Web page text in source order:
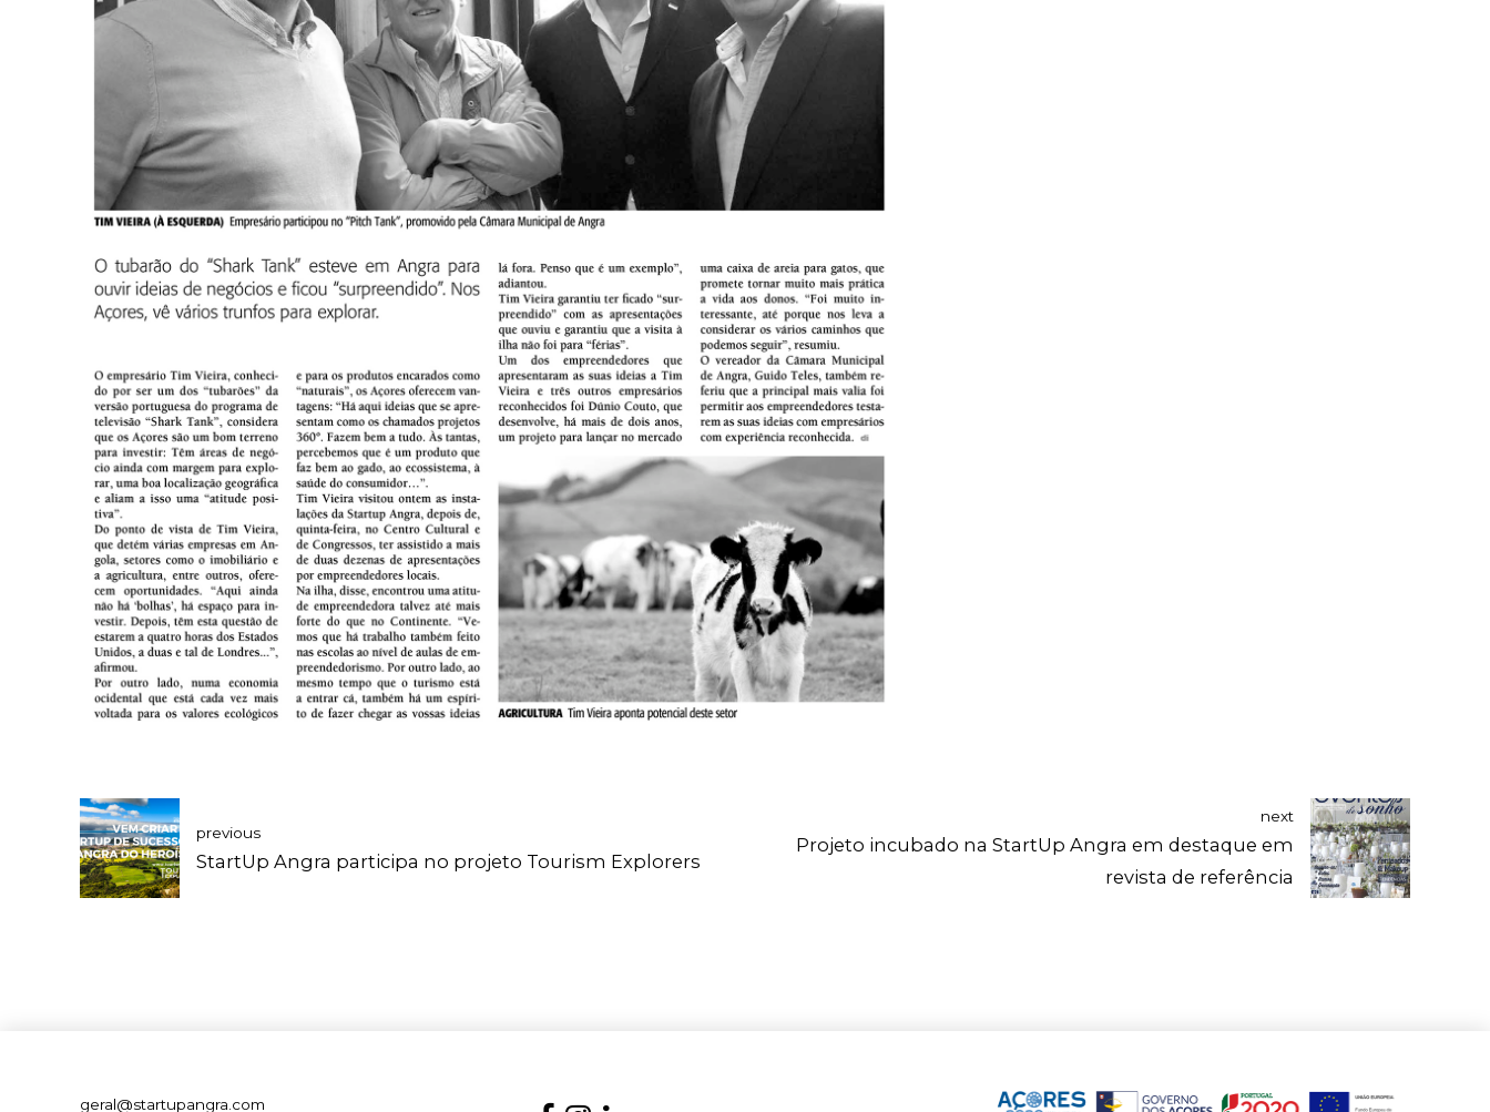
previous
StartUp Angra participa no projeto Tourism Explorers
next
Projeto incubado na StartUp Angra em destaque em
revista de referência
geral@startupangra.com